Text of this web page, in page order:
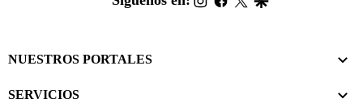
NUESTROS PORTALES
SERVICIOS